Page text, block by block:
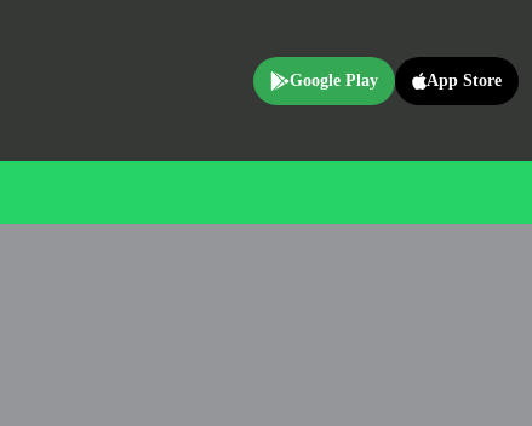
Google Play App Store